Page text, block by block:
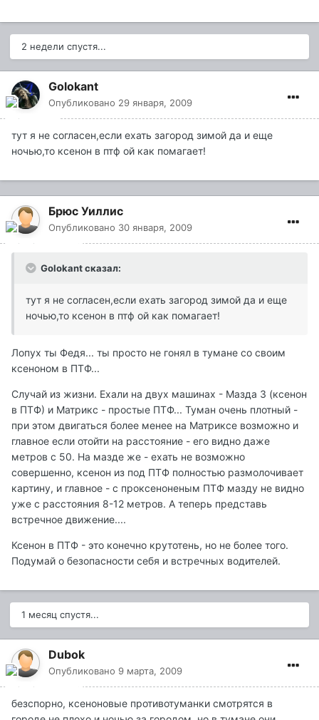
2 недели спустя...
Golokant
Опубликовано 29 января, 2009
тут я не согласен,если ехать загород зимой да и еще
ночью,то ксенон в птф ой как помагает!
Брюс Уиллис
Опубликовано 30 января, 2009
Golokant сказал:
тут я не согласен,если ехать загород зимой да и еще
ночью,то ксенон в птф ой как помагает!
Лопух ты Федя... ты просто не гонял в тумане со своим
ксеноном в ПТФ...
Случай из жизни. Ехали на двух машинах - Мазда 3 (ксенон
в ПТФ) и Матрикс - простые ПТФ... Туман очень плотный -
при этом двигаться более менее на Матриксе возможно и
главное если отойти на расстояние - его видно даже
метров с 50. На мазде же - ехать не возможно
совершенно, ксенон из под ПТФ полностью размолочивает
картину, и главное - с проксеноненым ПТФ мазду не видно
уже с расстояния 8-12 метров. А теперь представь
встречное движение....
Ксенон в ПТФ - это конечно крутотень, но не более того.
Подумай о безопасности себя и встречных водителей.
1 месяц спустя...
Dubok
Опубликовано 9 марта, 2009
безспорно, ксеноновые противотуманки смотрятся в